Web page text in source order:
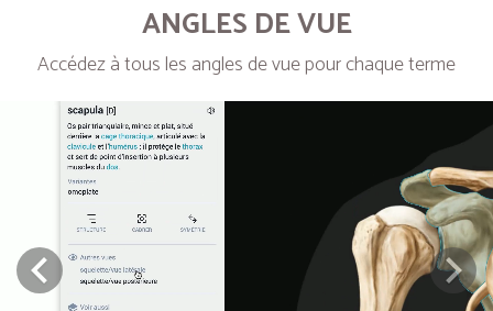
ANGLES DE VUE
Accédez à tous les angles de vue pour chaque terme